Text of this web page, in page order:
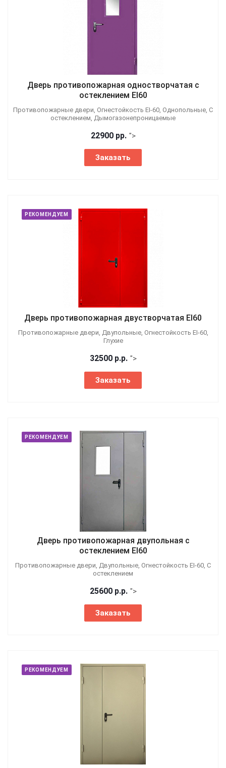
Дверь противопожарная одностворчатая с
остеклением EI60
Противопожарные двери, Огнестойкость EI-60, Однопольные, С
остеклением, Дымогазонепроницаемые
22900 рр. ">
Заказать
РЕКОМЕНДУЕМ
Дверь противопожарная двустворчатая EI60
Противопожарные двери, Двупольные, Огнестойкость EI-60,
Глухие
32500 р.р. ">
Заказать
РЕКОМЕНДУЕМ
Дверь противопожарная двупольная с
остеклением EI60
Противопожарные двери, Двупольные, Огнестойкость EI-60, С
остеклением
25600 р.р. ">
Заказать
РЕКОМЕНДУЕМ